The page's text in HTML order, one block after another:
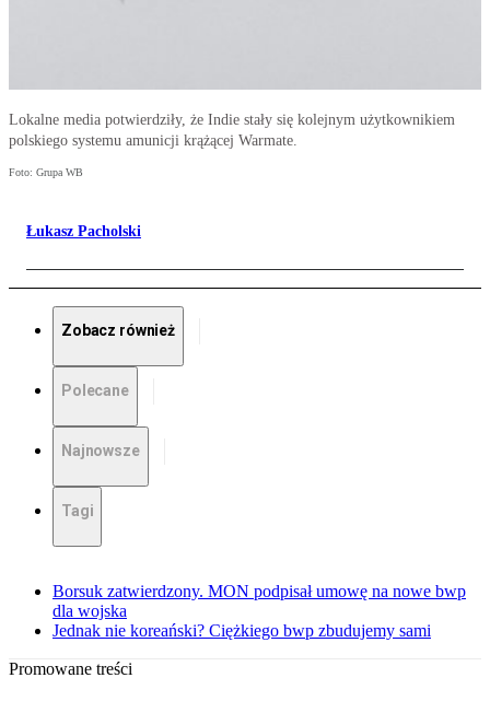
Lokalne media potwierdziły, że Indie stały się kolejnym użytkownikiem
polskiego systemu amunicji krążącej Warmate.
Foto: Grupa WB
Łukasz Pacholski
Zobacz również
Polecane
Najnowsze
Tagi
Borsuk zatwierdzony. MON podpisał umowę na nowe bwp
dla wojska
Jednak nie koreański? Ciężkiego bwp zbudujemy sami
Promowane treści